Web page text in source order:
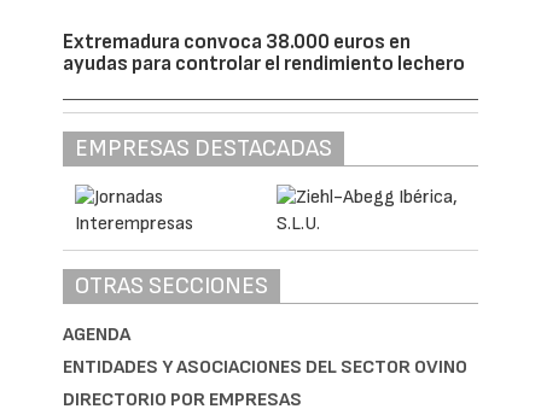
Extremadura convoca 38.000 euros en
ayudas para controlar el rendimiento lechero
EMPRESAS DESTACADAS
OTRAS SECCIONES
AGENDA
ENTIDADES Y ASOCIACIONES DEL SECTOR OVINO
DIRECTORIO POR EMPRESAS